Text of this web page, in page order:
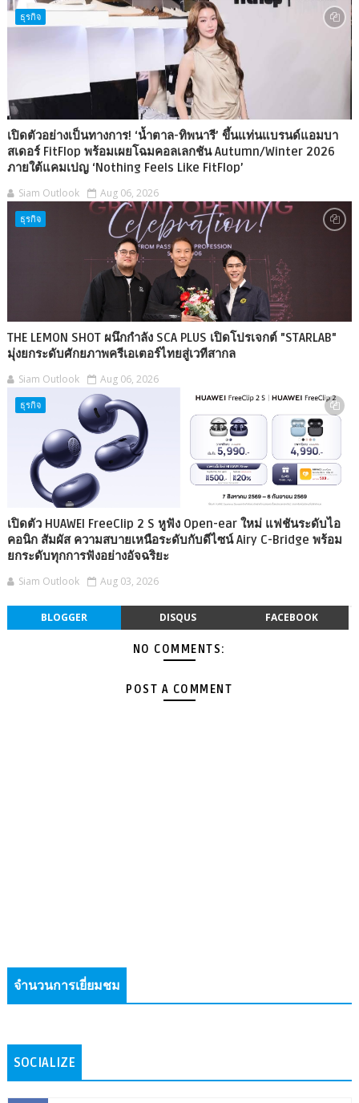
ธุรกิจ
เปิดตัวอย่างเป็นทางการ! ‘น้ำตาล-ทิพนารี’ ขึ้นแท่นแบรนด์แอมบา
สเดอร์ FitFlop พร้อมเผยโฉมคอลเลกชัน Autumn/Winter 2026
ภายใต้แคมเปญ ‘Nothing Feels Like FitFlop’
Siam Outlook Aug 06, 2026
ธุรกิจ
THE LEMON SHOT ผนึกกำลัง SCA PLUS เปิดโปรเจกต์ "STARLAB"
มุ่งยกระดับศักยภาพครีเอเตอร์ไทยสู่เวทีสากล
Siam Outlook Aug 06, 2026
ธุรกิจ
เปิดตัว HUAWEI FreeClip 2 S หูฟัง Open-ear ใหม่ แฟชันระดับไอ
คอนิก สัมผัส ความสบายเหนือระดับกับดีไซน์ Airy C-Bridge พร้อม
ยกระดับทุกการฟังอย่างอัจฉริยะ
Siam Outlook Aug 03, 2026
BLOGGER DISQUS FACEBOOK
NO COMMENTS:
POST A COMMENT
จำนวนการเยี่ยมชม
SOCIALIZE